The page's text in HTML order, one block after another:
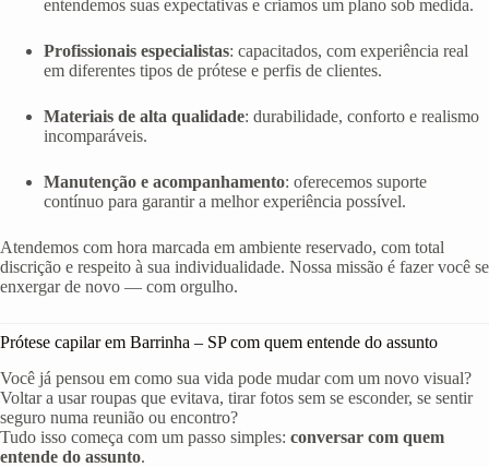
entendemos suas expectativas e criamos um plano sob medida.
Profissionais especialistas: capacitados, com experiência real
em diferentes tipos de prótese e perfis de clientes.
Materiais de alta qualidade: durabilidade, conforto e realismo
incomparáveis.
Manutenção e acompanhamento: oferecemos suporte
contínuo para garantir a melhor experiência possível.
Atendemos com hora marcada em ambiente reservado, com total
discrição e respeito à sua individualidade. Nossa missão é fazer você se
enxergar de novo — com orgulho.
Prótese capilar em Barrinha – SP com quem entende do assunto
Você já pensou em como sua vida pode mudar com um novo visual?
Voltar a usar roupas que evitava, tirar fotos sem se esconder, se sentir
seguro numa reunião ou encontro?
Tudo isso começa com um passo simples: conversar com quem
entende do assunto.